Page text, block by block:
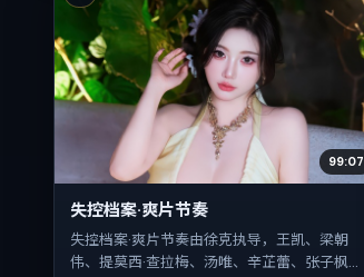
99:07
失控档案·爽片节奏
失控档案·爽片节奏由徐克执导，王凯、梁朝
伟、提莫西·查拉梅、汤唯、辛芷蕾、张子枫联